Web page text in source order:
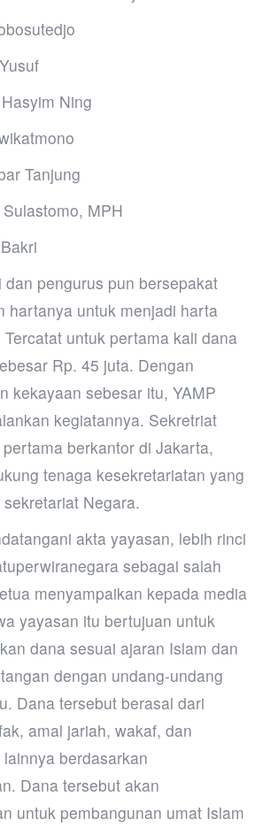
Ning
Tanjung
MPH
dan pengurus pun bersepakat
hartanya untuk menjadi harta
untuk pertama kali dana
Rp. 45 juta. Dengan
kekayaan sebesar itu, YAMP
kegiatannya. Sekretriat
berkantor di Jakarta,
tenaga kesekretariatan yang
Negara.
akta yayasan, lebih rinci
sebagai salah
menyampaikan kepada media
yayasan itu bertujuan untuk
dana sesuai ajaran Islam dan
dengan undang-undang
Dana tersebut berasal dari
amal jariah, wakaf, dan
berdasarkan
Dana tersebut akan
untuk pembangunan umat Islam